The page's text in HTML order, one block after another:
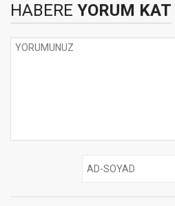
HABERE YORUM KAT